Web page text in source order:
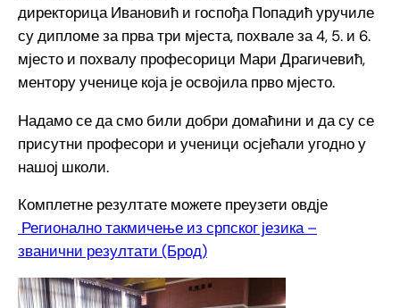
директорица Ивановић и госпођа Попадић уручиле
су дипломе за прва три мјеста, похвале за 4, 5. и 6.
мјесто и похвалу професорици Мари Драгичевић,
ментору ученице која је освојила прво мјесто.
Надамо се да смо били добри домаћини и да су се
присутни професори и ученици осјећали угодно у
нашој школи.
Комплетне резултате можете преузети овдје
Регионално такмичење из српског језика –
званични резултати (Брод)